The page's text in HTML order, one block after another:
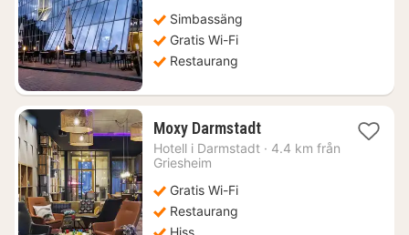
Simbassäng
Gratis Wi-Fi
Restaurang
Moxy Darmstadt1
natt
Hotell i Darmstadt · 4.4 km från
Griesheim
Gratis Wi-Fi
Restaurang
Hiss